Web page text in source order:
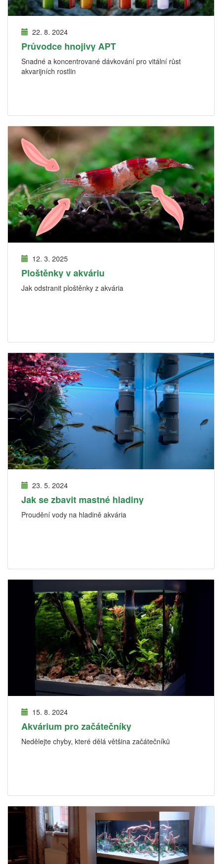
22. 8. 2024
Průvodce hnojivy APT
Snadné a koncentrované dávkování pro vitální růst
akvarijních rostlin
12. 3. 2025
Ploštěnky v akváriu
Jak odstranit ploštěnky z akvária
23. 5. 2024
Jak se zbavit mastné hladiny
Proudění vody na hladině akvária
15. 8. 2024
Akvárium pro začátečníky
Nedělejte chyby, které dělá většina začátečníků